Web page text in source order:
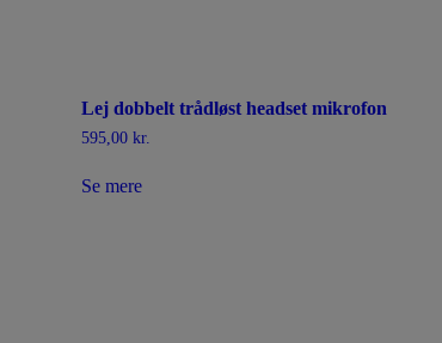
Lej dobbelt trådløst headset mikrofon
595,00 kr.
Se mere